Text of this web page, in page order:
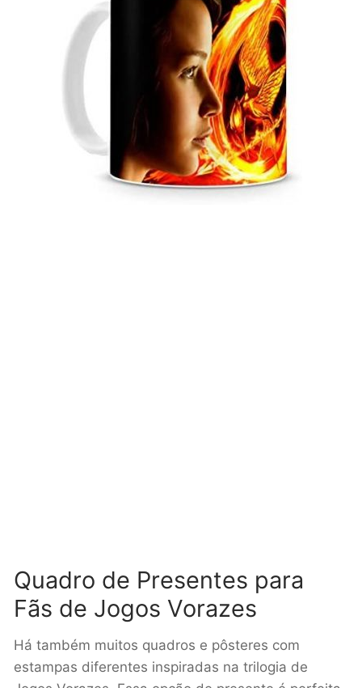
Quadro de Presentes para
Fãs de Jogos Vorazes
Há também muitos quadros e pôsteres com
estampas diferentes inspiradas na trilogia de